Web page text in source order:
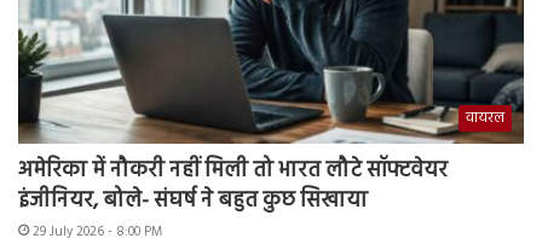
वायरल
अमेरिका में नौकरी नहीं मिली तो भारत लौटे सॉफ्टवेयर
इंजीनियर, बोले- संघर्ष ने बहुत कुछ सिखाया
29 July 2026 - 8:00 PM